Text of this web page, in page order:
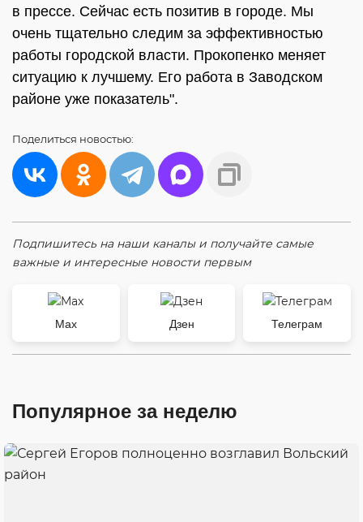
в прессе. Сейчас есть позитив в городе. Мы
очень тщательно следим за эффективностью
работы городской власти. Прокопенко меняет
ситуацию к лучшему. Его работа в Заводском
районе уже показатель".
Поделиться новостью:
Подпишитесь на наши каналы и получайте самые
важные и интересные новости первым
Max Дзен Телеграм
Популярное за неделю